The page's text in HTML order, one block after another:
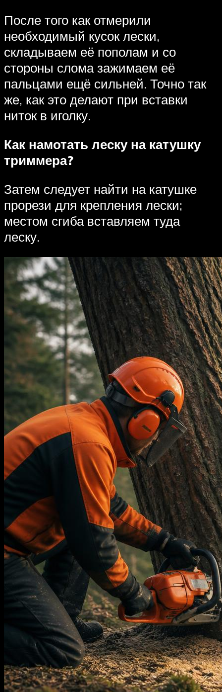
После того как отмерили
необходимый кусок лески,
складываем её пополам и со
стороны слома зажимаем её
пальцами ещё сильней. Точно так
же, как это делают при вставки
ниток в иголку.
Как намотать леску на катушку
триммера?
Затем следует найти на катушке
прорези для крепления лески;
местом сгиба вставляем туда
леску.